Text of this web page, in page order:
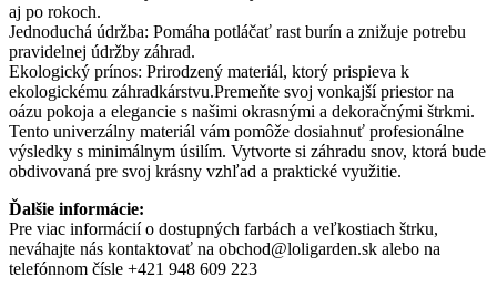
aj po rokoch.
Jednoduchá údržba: Pomáha potláčať rast burín a znižuje potrebu
pravidelnej údržby záhrad.
Ekologický prínos: Prirodzený materiál, ktorý prispieva k
ekologickému záhradkárstvu.Premeňte svoj vonkajší priestor na
oázu pokoja a elegancie s našimi okrasnými a dekoračnými štrkmi.
Tento univerzálny materiál vám pomôže dosiahnuť profesionálne
výsledky s minimálnym úsilím. Vytvorte si záhradu snov, ktorá bude
obdivovaná pre svoj krásny vzhľad a praktické využitie.
Ďalšie informácie:
Pre viac informácií o dostupných farbách a veľkostiach štrku,
neváhajte nás kontaktovať na obchod@loligarden.sk alebo na
telefónnom čísle +421 948 609 223